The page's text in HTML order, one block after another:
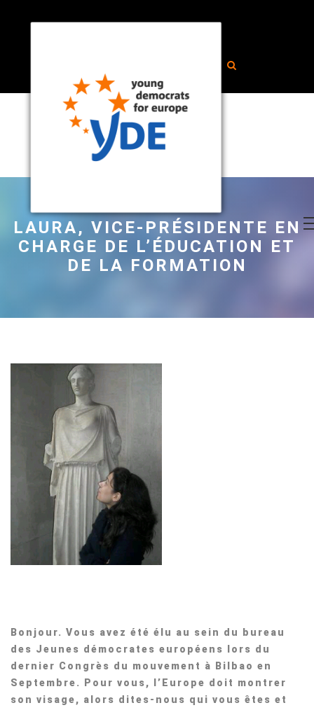
LAURA, VICE-PRÉSIDENTE EN
CHARGE DE L’ÉDUCATION ET
DE LA FORMATION
Bonjour. Vous avez été élu au sein du bureau
des Jeunes démocrates européens lors du
dernier Congrès du mouvement à Bilbao en
Septembre. Pour vous, l’Europe doit montrer
son visage, alors dites-nous qui vous êtes et